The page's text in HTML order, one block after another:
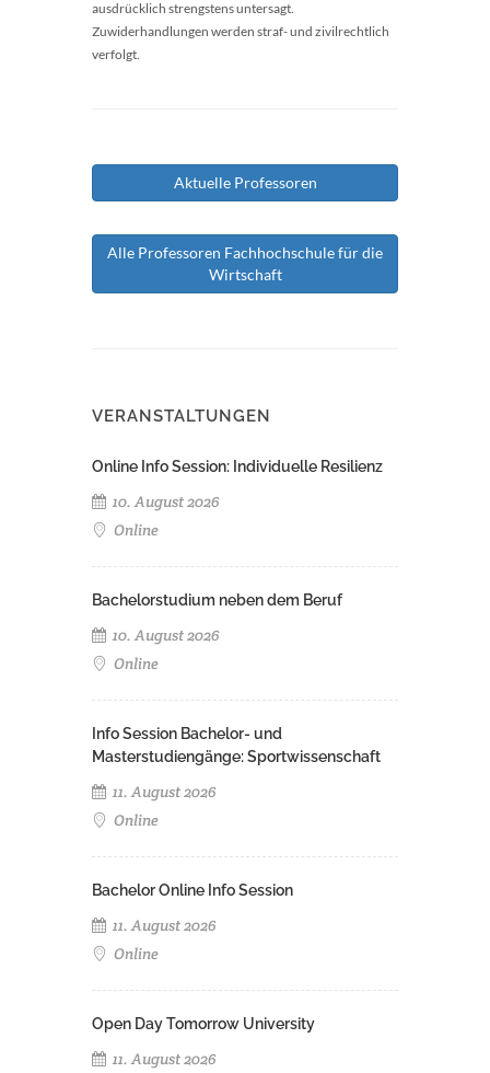
ausdrücklich strengstens untersagt.
Zuwiderhandlungen werden straf- und zivilrechtlich
verfolgt.
Aktuelle Professoren
Alle Professoren Fachhochschule für die
Wirtschaft
VERANSTALTUNGEN
Online Info Session: Individuelle Resilienz
10. August 2026
Online
Bachelorstudium neben dem Beruf
10. August 2026
Online
Info Session Bachelor- und
Masterstudiengänge: Sportwissenschaft
11. August 2026
Online
Bachelor Online Info Session
11. August 2026
Online
Open Day Tomorrow University
11. August 2026